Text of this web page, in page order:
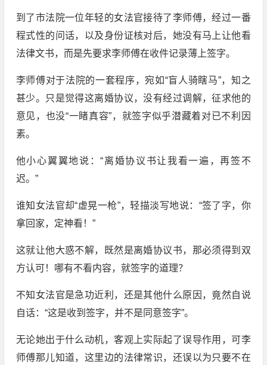
到了市法院一位年轻的女法官接待了李师傅，经过一番
程式性的问话，以及身份证核对后，她没有马上让他看
法律文书，而是先要求李师傅在收件记录薄上签字。
李师傅对于法院的一套程序，宛如“盲人骑瞎马”，知之
甚少。只是觉得这离婚协议，没有经过调解，征求他的
意见，也没“一睹真容”，就签字似乎潜藏着对已不利因
素。
他小心翼翼地说：“离婚协议书让我看一遍，再签不
迟。”
谁知女法官却“虚晃一枪”，轻描淡写地说：“签了字，你
拿回家，定神看！”
这就让他大惑不解，既然是离婚协议书，那必须得到双
方认可！哪有不看内容，就签字的道理？
不知女法官是急功近利，还是其他什么原因，竟然自说
自话：“这是收到签字，并不是同意签字”。
无论她出于什么动机，客观上实际起了误导作用，可李
师傅那儿知道，这里边的法律常识，还误以为只要不在